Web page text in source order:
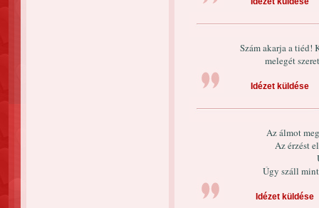
Szám akarja a tiéd!
melegét
Idézet küldése
Az álmot
Az érzést
Úgy száll
Idézet küldése